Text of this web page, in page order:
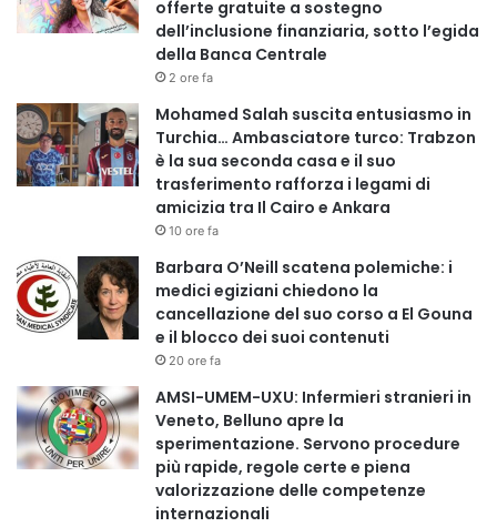
offerte gratuite a sostegno
dell’inclusione finanziaria, sotto l’egida
della Banca Centrale
2 ore fa
Mohamed Salah suscita entusiasmo in
Turchia… Ambasciatore turco: Trabzon
è la sua seconda casa e il suo
trasferimento rafforza i legami di
amicizia tra Il Cairo e Ankara
10 ore fa
Barbara O’Neill scatena polemiche: i
medici egiziani chiedono la
cancellazione del suo corso a El Gouna
e il blocco dei suoi contenuti
20 ore fa
AMSI-UMEM-UXU: Infermieri stranieri in
Veneto, Belluno apre la
sperimentazione. Servono procedure
più rapide, regole certe e piena
valorizzazione delle competenze
internazionali